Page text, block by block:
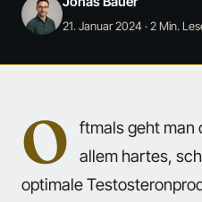
21. Januar 2024· 2 Min.
O
ftmals geht man
allem hartes,
optimale